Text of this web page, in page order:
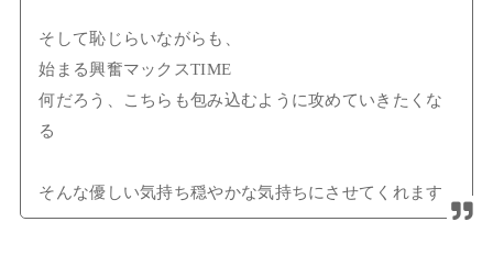
そして恥じらいながらも、
始まる興奮マックスTIME
何だろう、こちらも包み込むように攻めていきたくな
る
そんな優しい気持ち穏やかな気持ちにさせてくれます